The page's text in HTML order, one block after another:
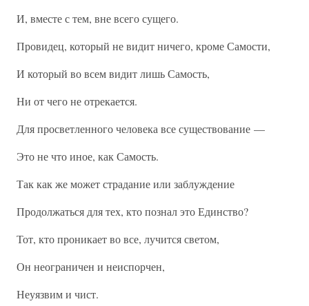
И, вместе с тем, вне всего сущего.
Провидец, который не видит ничего, кроме Самости,
И который во всем видит лишь Самость,
Ни от чего не отрекается.
Для просветленного человека все существование —
Это не что иное, как Самость.
Так как же может страдание или заблуждение
Продолжаться для тех, кто познал это Единство?
Тот, кто проникает во все, лучится светом,
Он неограничен и неиспорчен,
Неуязвим и чист.